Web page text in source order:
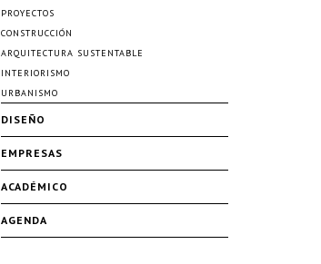
PROYECTOS
CONSTRUCCIÓN
ARQUITECTURA SUSTENTABLE
INTERIORISMO
URBANISMO
DISEÑO
EMPRESAS
ACADÉMICO
AGENDA